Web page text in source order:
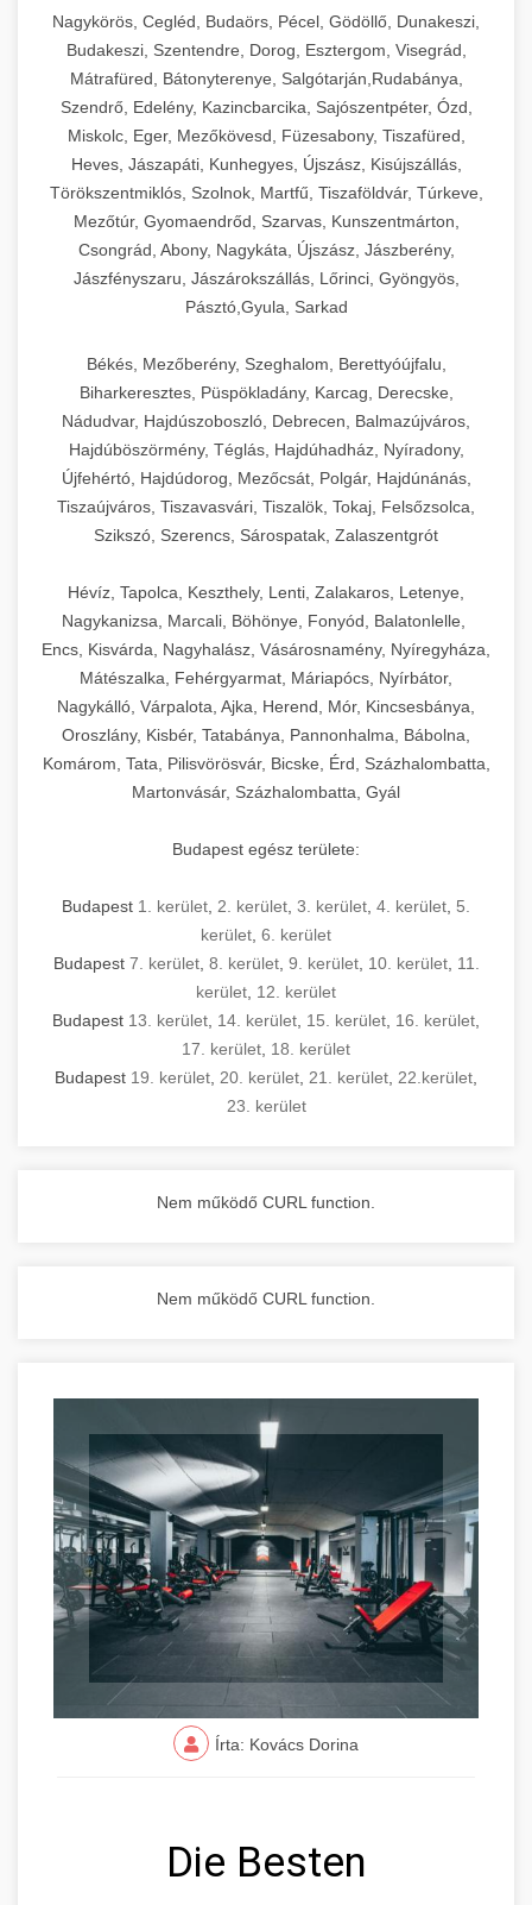
chef-iparikonyhagepek.hu
élelmiszer-előkészítéshez. Különböző reszelési
méretek különböző alkalmazásokhoz.
chef-iparikonyhagepek.hu
kereskedelmi sajtreszelő
🍳 28. Nagykonyhai
Berendezések
+
Teljes körű nagykonyhai berendezések és
professzionális vendéglátóipari kellékek.
Minden, ami szükséges éttermi és catering
műveletekhez.
chef-iparikonyhagepek.hu
kereskedelmi konyhai megoldások
Nagykörös, Cegléd, Budaörs, Pécel, Gödöllő, Dunakeszi,
Budakeszi, Szentendre, Dorog, Esztergom, Visegrád,
Mátrafüred, Bátonyterenye, Salgótarján,Rudabánya,
Szendrő, Edelény, Kazincbarcika, Sajószentpéter, Ózd,
Miskolc, Eger, Mezőkövesd, Füzesabony, Tiszafüred,
Heves, Jászapáti, Kunhegyes, Újszász, Kisújszállás,
Törökszentmiklós, Szolnok, Martfű, Tiszaföldvár, Túrkeve,
Mezőtúr, Gyomaendrőd, Szarvas, Kunszentmárton,
Csongrád, Abony, Nagykáta, Újszász, Jászberény,
Jászfényszaru, Jászárokszállás, Lőrinci, Gyöngyös,
Pásztó,Gyula, Sarkad
Békés, Mezőberény, Szeghalom, Berettyóújfalu,
Biharkeresztes, Püspökladány, Karcag, Derecske,
Nádudvar, Hajdúszoboszló, Debrecen, Balmazújváros,
Hajdúböszörmény, Téglás, Hajdúhadház, Nyíradony,
Újfehértó, Hajdúdorog, Mezőcsát, Polgár, Hajdúnánás,
Tiszaújváros, Tiszavasvári, Tiszalök, Tokaj, Felsőzsolca,
Szikszó, Szerencs, Sárospatak, Zalaszentgrót
Hévíz, Tapolca, Keszthely, Lenti, Zalakaros, Letenye,
Nagykanizsa, Marcali, Böhönye, Fonyód, Balatonlelle,
Encs, Kisvárda, Nagyhalász, Vásárosnamény, Nyíregyháza,
Mátészalka, Fehérgyarmat, Máriapócs, Nyírbátor,
Nagykálló, Várpalota, Ajka, Herend, Mór, Kincsesbánya,
Oroszlány, Kisbér, Tatabánya, Pannonhalma, Bábolna,
Komárom, Tata, Pilisvörösvár, Bicske, Érd, Százhalombatta,
Martonvásár, Százhalombatta, Gyál
Budapest egész területe:
Budapest 1. kerület 2. kerület 3. kerület 4. kerület 5.
kerület 6. kerület
Budapest 7. kerület, 8. kerület, 9. kerület, 10. kerület, 11.
kerület 12. kerület
Budapest 13. kerület 14. kerület 15. kerület 16. kerület
17. kerület 18. kerület
Budapest 19. kerület 20. kerület 21. kerület 22.kerület
23. kerület
Nem működő CURL function.
Nem működő CURL function.
Írta: Kovács Dorina
Die Besten